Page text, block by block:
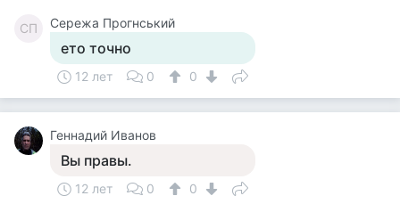
СП Сережа Прогнський
ето точно
12 лет 0 0
Геннадий Иванов
Вы правы.
12 лет 0 0